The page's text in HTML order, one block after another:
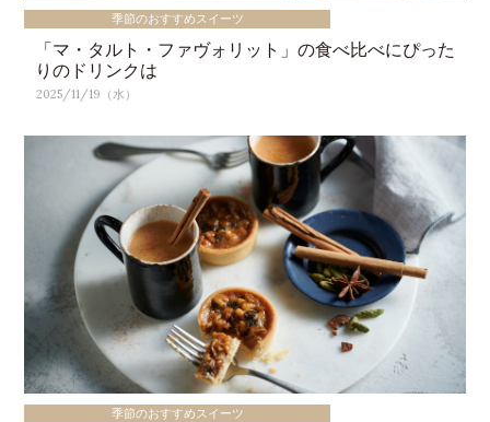
季節のおすすめスイーツ
「マ・タルト・ファヴォリット」の食べ比べにぴった
りのドリンクは
2025/11/19（水）
季節のおすすめスイーツ